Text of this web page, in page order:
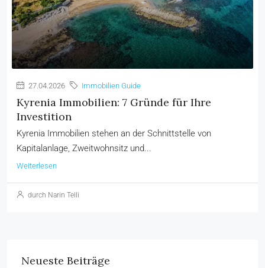
27.04.2026 Immobilien Guide
Kyrenia Immobilien: 7 Gründe für Ihre
Investition
Kyrenia Immobilien stehen an der Schnittstelle von
Kapitalanlage, Zweitwohnsitz und...
Weiterlesen
durch Narin Telli
Neueste Beiträge